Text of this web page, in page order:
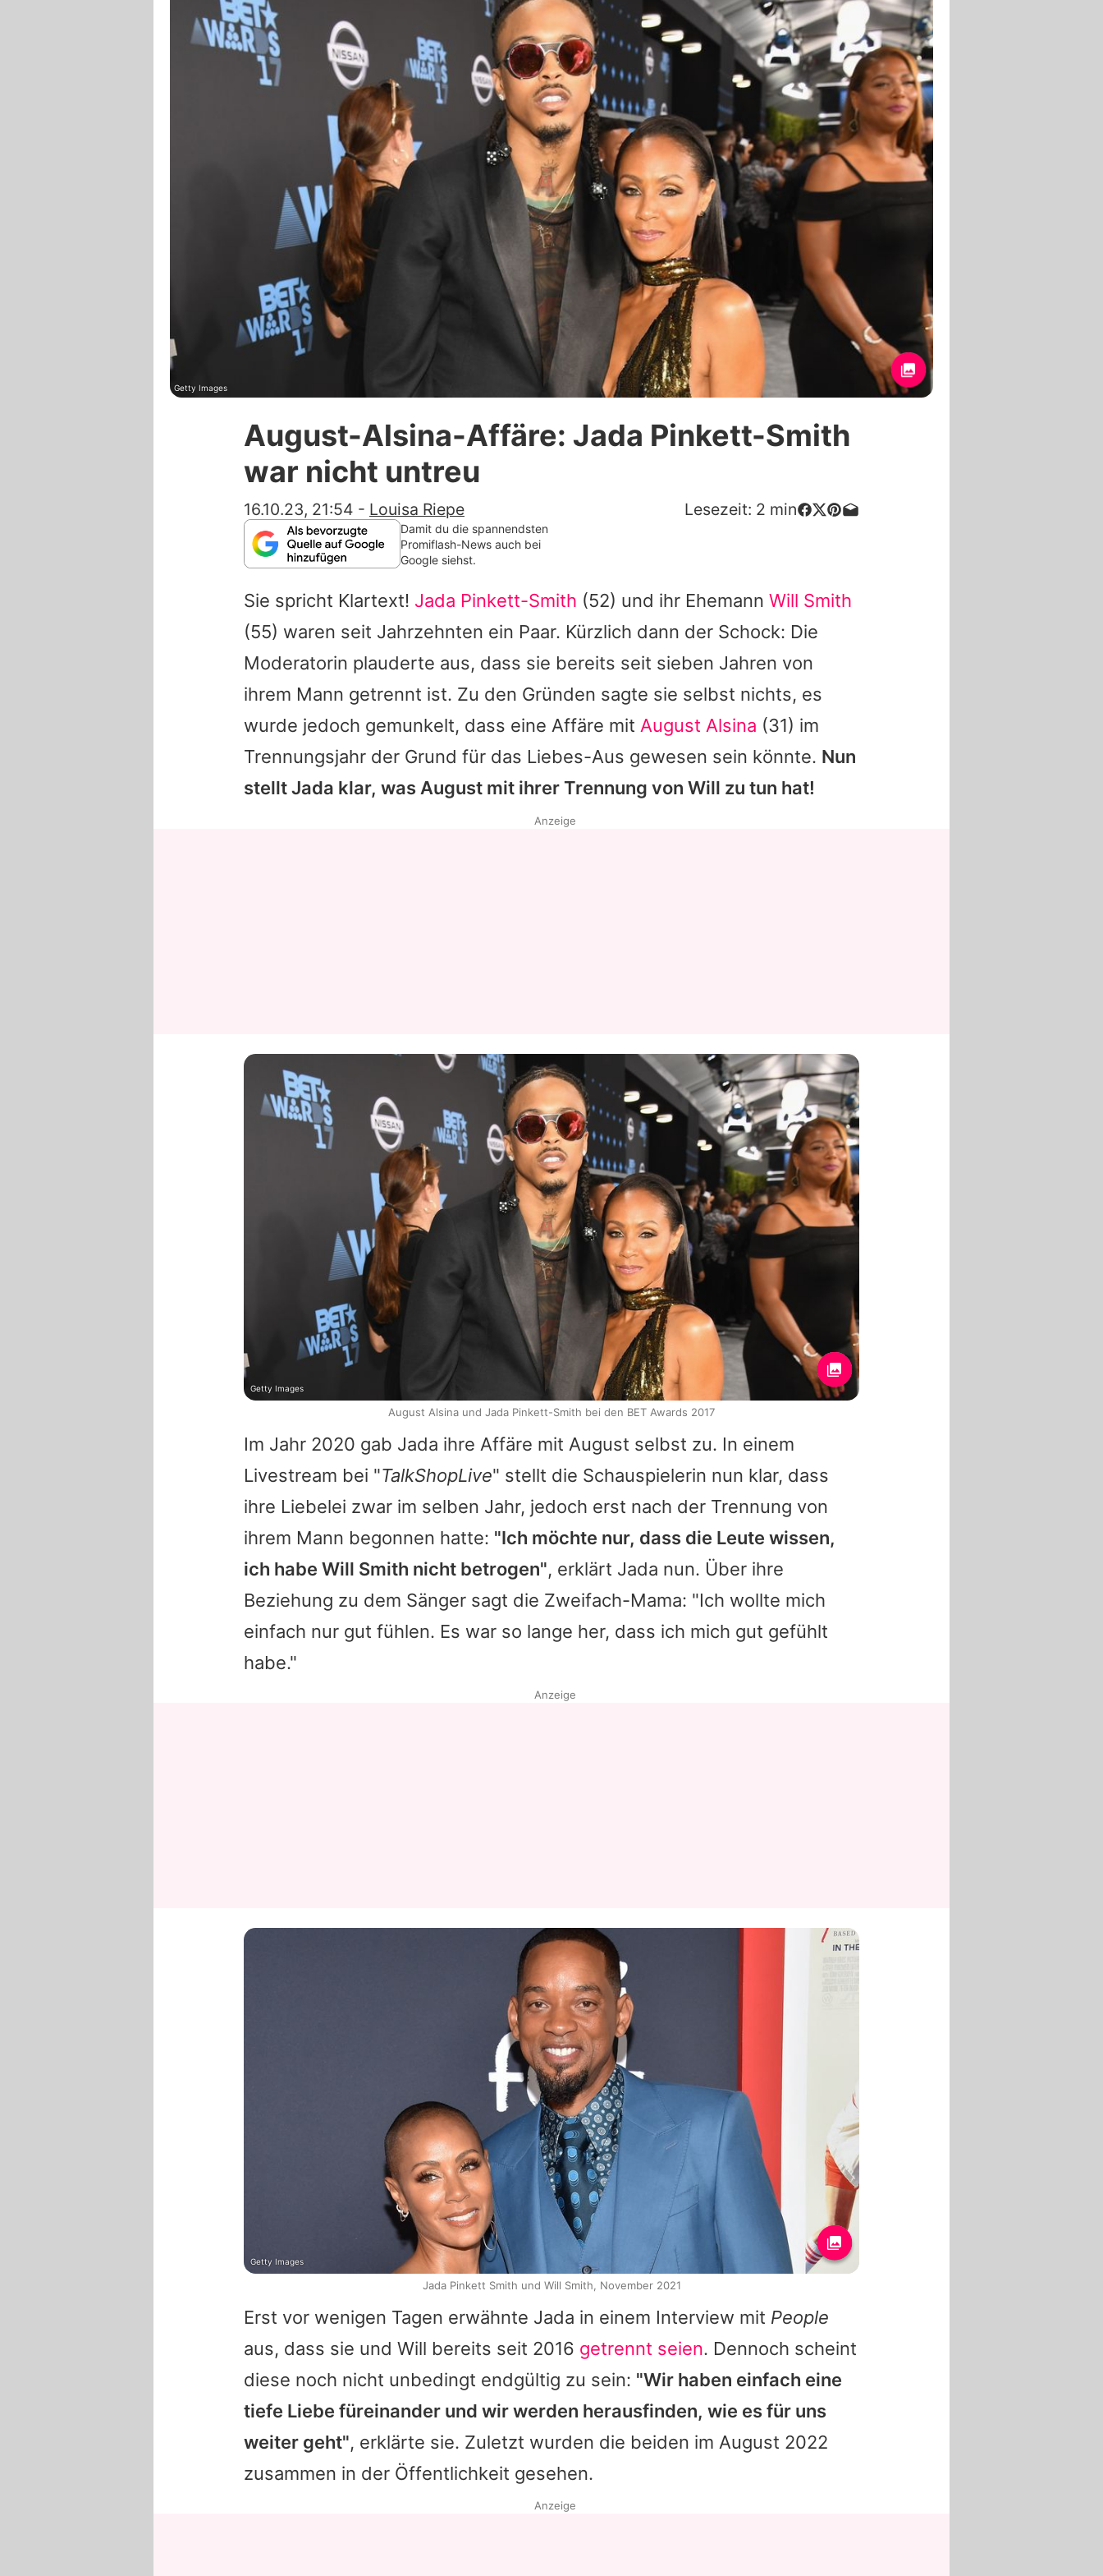
Filme & Serien
Lifestyle
Familie & Liebe
Promiflash Exklusiv
Alle Themen auf Promiflash
Jobs
App runterladen
Team
Redaktionelle Richtlinien
Impressum
Datenschutzerklärung
Nutzungsbedingungen
Getty Images
August-Alsina-Affäre: Jada Pinkett-Smith
war nicht untreu
16.10.23, 21:54 - Louisa Riepe Lesezeit: 2 min
Damit du die spannendsten
Promiflash-News auch bei
Google siehst.
Sie spricht Klartext! Jada Pinkett-Smith (52) und ihr Ehemann Will Smith
(55) waren seit Jahrzehnten ein Paar. Kürzlich dann der Schock: Die
Moderatorin plauderte aus, dass sie bereits seit sieben Jahren von
ihrem Mann getrennt ist. Zu den Gründen sagte sie selbst nichts, es
wurde jedoch gemunkelt, dass eine Affäre mit August Alsina (31) im
Trennungsjahr der Grund für das Liebes-Aus gewesen sein könnte. Nun
stellt Jada klar, was August mit ihrer Trennung von Will zu tun hat!
Im Jahr 2020 gab Jada ihre Affäre mit August selbst zu. In einem
Livestream bei "TalkShopLive" stellt die Schauspielerin nun klar, dass
ihre Liebelei zwar im selben Jahr, jedoch erst nach der Trennung von
ihrem Mann begonnen hatte: "Ich möchte nur, dass die Leute wissen,
ich habe Will Smith nicht betrogen", erklärt Jada nun. Über ihre
Beziehung zu dem Sänger sagt die Zweifach-Mama: "Ich wollte mich
einfach nur gut fühlen. Es war so lange her, dass ich mich gut gefühlt
habe."
Erst vor wenigen Tagen erwähnte Jada in einem Interview mit People
aus, dass sie und Will bereits seit 2016 getrennt seien. Dennoch scheint
diese noch nicht unbedingt endgültig zu sein: "Wir haben einfach eine
tiefe Liebe füreinander und wir werden herausfinden, wie es für uns
weiter geht", erklärte sie. Zuletzt wurden die beiden im August 2022
zusammen in der Öffentlichkeit gesehen.
Anzeige
Getty Images
August Alsina und Jada Pinkett-Smith bei den BET Awards 2017
Anzeige
Getty Images
Jada Pinkett Smith und Will Smith, November 2021
Anzeige